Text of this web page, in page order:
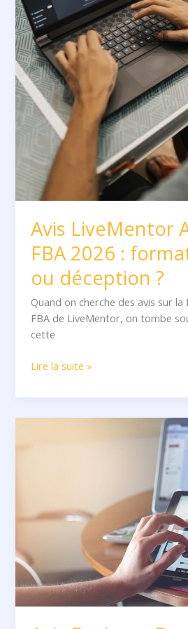
Avis LiveMentor
FBA 2026 :
ou déception ?
Quand on cherche des avis sur
FBA de LiveMentor, on tombe
cette
Lire la suite »
sérieuse
marketing
bien
rodé